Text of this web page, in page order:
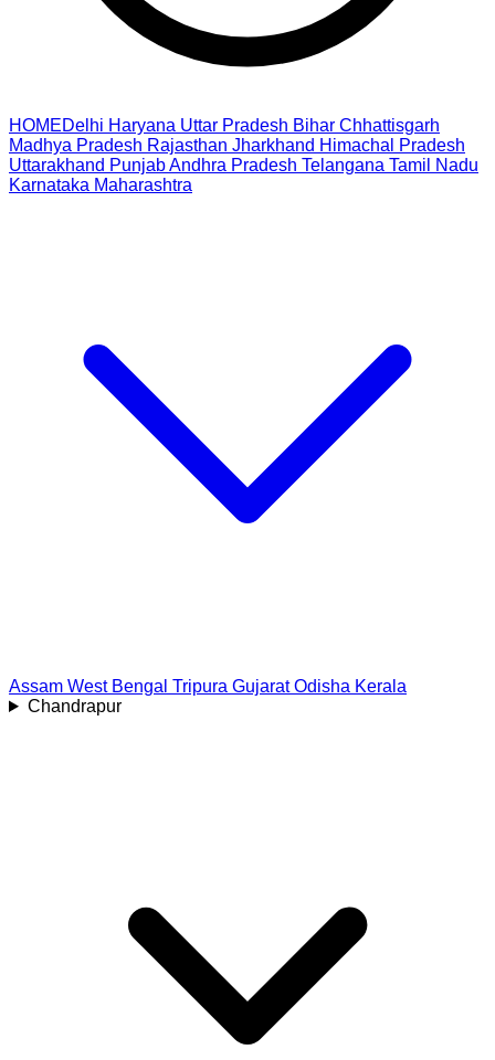
HOMEDelhi Haryana Uttar Pradesh Bihar Chhattisgarh
Madhya Pradesh Rajasthan Jharkhand Himachal Pradesh
Uttarakhand PunjabAndhra Pradesh Telangana Tamil Nadu
Karnataka Maharashtra
Assam West Bengal Tripura Gujarat Odisha Kerala
Chandrapur